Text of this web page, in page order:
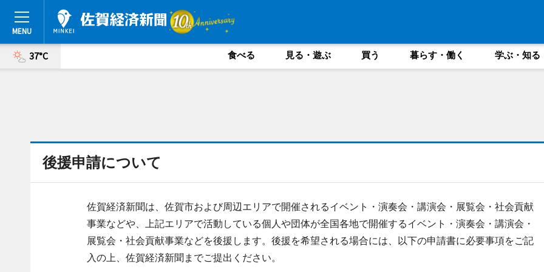
37°C 食べる 見る・遊ぶ 買う 暮らす・働く 学ぶ・知る
後援申請について
佐賀経済新聞は、佐賀市および周辺エリアで開催されるイベント・演奏会・講演会・展覧会・社会貢献
事業などや、上記エリアで活動している個人や団体が全国各地で開催するイベント・演奏会・講演会・
展覧会・社会貢献事業などを後援します。後援を希望される場合には、以下の申請書に必要事項をご記
入の上、佐賀経済新聞までご提出ください。